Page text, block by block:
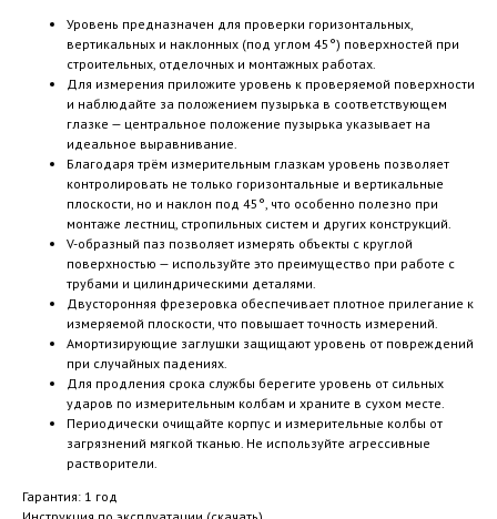
Уровень предназначен для проверки горизонтальных,
вертикальных и наклонных (под углом 45°) поверхностей при
строительных, отделочных и монтажных работах.
Для измерения приложите уровень к проверяемой поверхности
и наблюдайте за положением пузырька в соответствующем
глазке — центральное положение пузырька указывает на
идеальное выравнивание.
Благодаря трём измерительным глазкам уровень позволяет
контролировать не только горизонтальные и вертикальные
плоскости, но и наклон под 45°, что особенно полезно при
монтаже лестниц, стропильных систем и других конструкций.
V-образный паз позволяет измерять объекты с круглой
поверхностью — используйте это преимущество при работе с
трубами и цилиндрическими деталями.
Двусторонняя фрезеровка обеспечивает плотное прилегание к
измеряемой плоскости, что повышает точность измерений.
Амортизирующие заглушки защищают уровень от повреждений
при случайных падениях.
Для продления срока службы берегите уровень от сильных
ударов по измерительным колбам и храните в сухом месте.
Периодически очищайте корпус и измерительные колбы от
загрязнений мягкой тканью. Не используйте агрессивные
растворители.
Гарантия: 1 год